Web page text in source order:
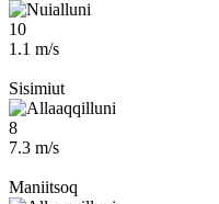
10
1.1 m/s
Sisimiut
8
7.3 m/s
Maniitsoq